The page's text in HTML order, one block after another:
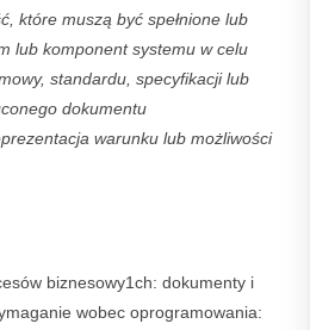
które muszą być spełnione lub
lub komponent systemu w celu
standardu, specyfikacji lub
dokumentu
warunku lub możliwości
biznesowy1ch: dokumenty i
wobec oprogramowania: